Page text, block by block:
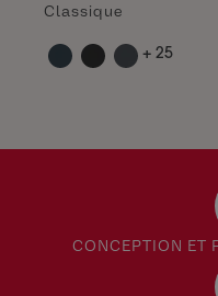
Classique
+ 25
CONCEPTION ET